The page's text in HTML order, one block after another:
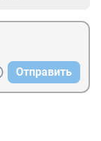
Отправить